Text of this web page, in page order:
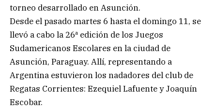
torneo desarrollado en Asunción.
Desde el pasado martes 6 hasta el domingo 11, se
llevó a cabo la 26ª edición de los Juegos
Sudamericanos Escolares en la ciudad de
Asunción, Paraguay. Allí, representando a
Argentina estuvieron los nadadores del club de
Regatas Corrientes: Ezequiel Lafuente y Joaquín
Escobar.